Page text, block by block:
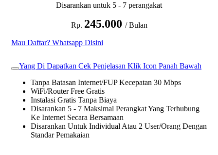
Disarankan untuk 5 - 7 perangakat
Rp. 245.000 / Bulan
Mau Daftar? Whatsapp Disini
Yang Di Dapatkan Cek Penjelasan Klik Icon Panah Bawah
Tanpa Batasan Internet/FUP Kecepatan 30 Mbps
WiFi/Router Free Gratis
Instalasi Gratis Tanpa Biaya
Disarankan 5 - 7 Maksimal Perangkat Yang Terhubung
Ke Internet Secara Bersamaan
Disarankan Untuk Individual Atau 2 User/Orang Dengan
Standar Pemakaian